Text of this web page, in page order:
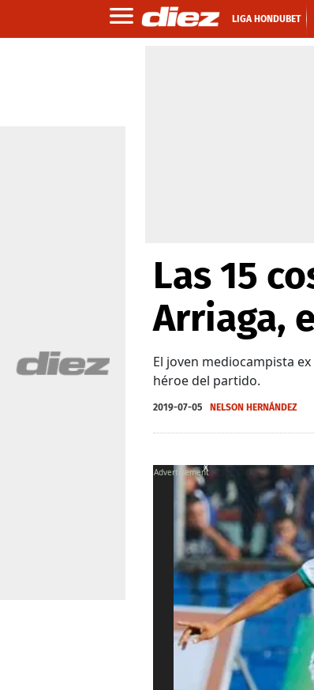
LIGA HONDUBET
Las 15
Arriaga,
El joven mediocampista
héroe del partido.
2019-07-05 NELSON HERNÁNDEZ
X